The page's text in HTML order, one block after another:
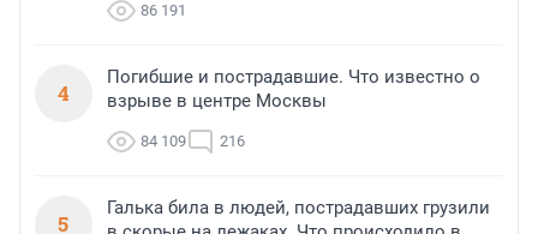
86 191
4
Погибшие и пострадавшие. Что известно о
взрыве в центре Москвы
84 109 216
5
Галька била в людей, пострадавших грузили